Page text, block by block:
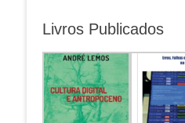
Livros Publicados